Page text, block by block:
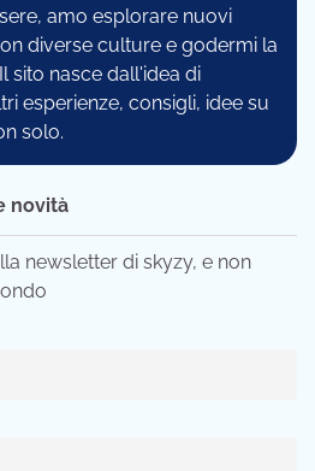
amo esplorare nuovi
diverse culture e godermi la
sito nasce dall'idea di
esperienze, consigli, idee su
solo.
novità
newsletter di skyzy, e non